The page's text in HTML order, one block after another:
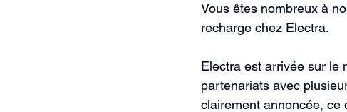
Vous êtes nombreux à
recharge chez Electra.
Electra est arrivée sur le
partenariats avec
clairement annoncée, ce